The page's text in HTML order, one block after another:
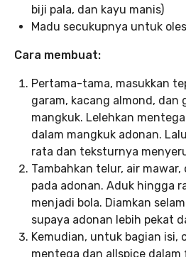
biji pala, dan kayu manis)
Madu secukupnya untuk
Cara membuat:
Pertama-tama, masukkan
garam, kacang almond, dan
mangkuk. Lelehkan
dalam mangkuk adonan.
rata dan teksturnya
Tambahkan telur, air
pada adonan. Aduk hingga
menjadi bola. Diamkan
supaya adonan lebih pekat
Kemudian, untuk bagian isi,
mentega dan allspice dalam